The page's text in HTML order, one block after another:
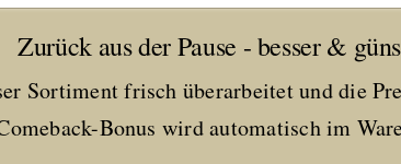
Zurück aus der Pause - besser &
Sortiment frisch überarbeitet und die
Bonus wird automatisch im